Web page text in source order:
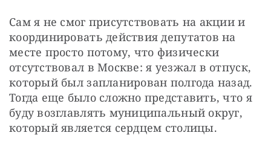
Сам я не смог присутствовать на акции и
координировать действия депутатов на
месте просто потому, что физически
отсутствовал в Москве: я уезжал в отпуск,
который был запланирован полгода назад.
Тогда еще было сложно представить, что я
буду возглавлять муниципальный округ,
который является сердцем столицы.